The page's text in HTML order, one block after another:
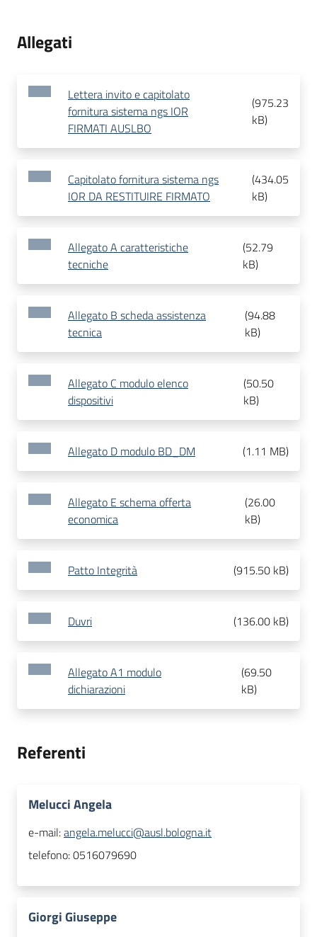
Allegati
Lettera invito e capitolato
fornitura sistema ngs IOR
FIRMATI AUSLBO
(975.23
kB)
Capitolato fornitura sistema ngs
IOR DA RESTITUIRE FIRMATO
(434.05
kB)
Allegato A caratteristiche
tecniche
(52.79
kB)
Allegato B scheda assistenza
tecnica
(94.88
kB)
Allegato C modulo elenco
dispositivi
(50.50
kB)
Allegato D modulo BD_DM (1.11 MB)
Allegato E schema offerta
economica
(26.00
kB)
Patto Integrità (915.50 kB)
Duvri (136.00 kB)
Allegato A1 modulo
dichiarazioni
(69.50
kB)
Referenti
Melucci Angela
e-mail:angela.melucci@ausl.bologna.it
telefono:0516079690
Giorgi Giuseppe